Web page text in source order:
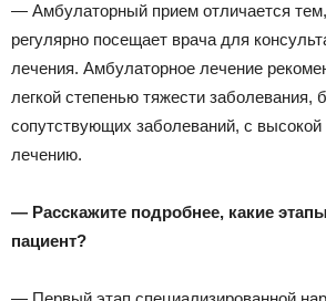
— Амбулаторный прием отличается
регулярно посещает врача для
лечения. Амбулаторное лечение
легкой степенью тяжести заболевания,
сопутствующих заболеваний, с высокой
лечению.
— Расскажите подробнее, какие
пациент?